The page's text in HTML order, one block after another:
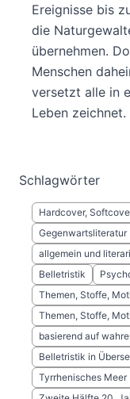
Ereignisse bis
die
übernehmen.
Menschen
versetzt alle in
Leben zeichnet.
Schlagwörter
Hardcover,
Gegenwartsliteratur
allgemein und
Belletristik
Themen, Stoffe,
Themen, Stoffe,
basierend auf
Belletristik in
Tyrrhenisches Meer